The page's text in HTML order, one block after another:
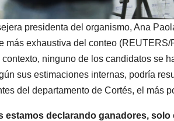
presidenta del organismo, Ana
más exhaustiva del conteo
contexto, ninguno de los candidatos se
sus estimaciones internas, podría
del departamento de Cortés, el más
estamos declarando ganadores,